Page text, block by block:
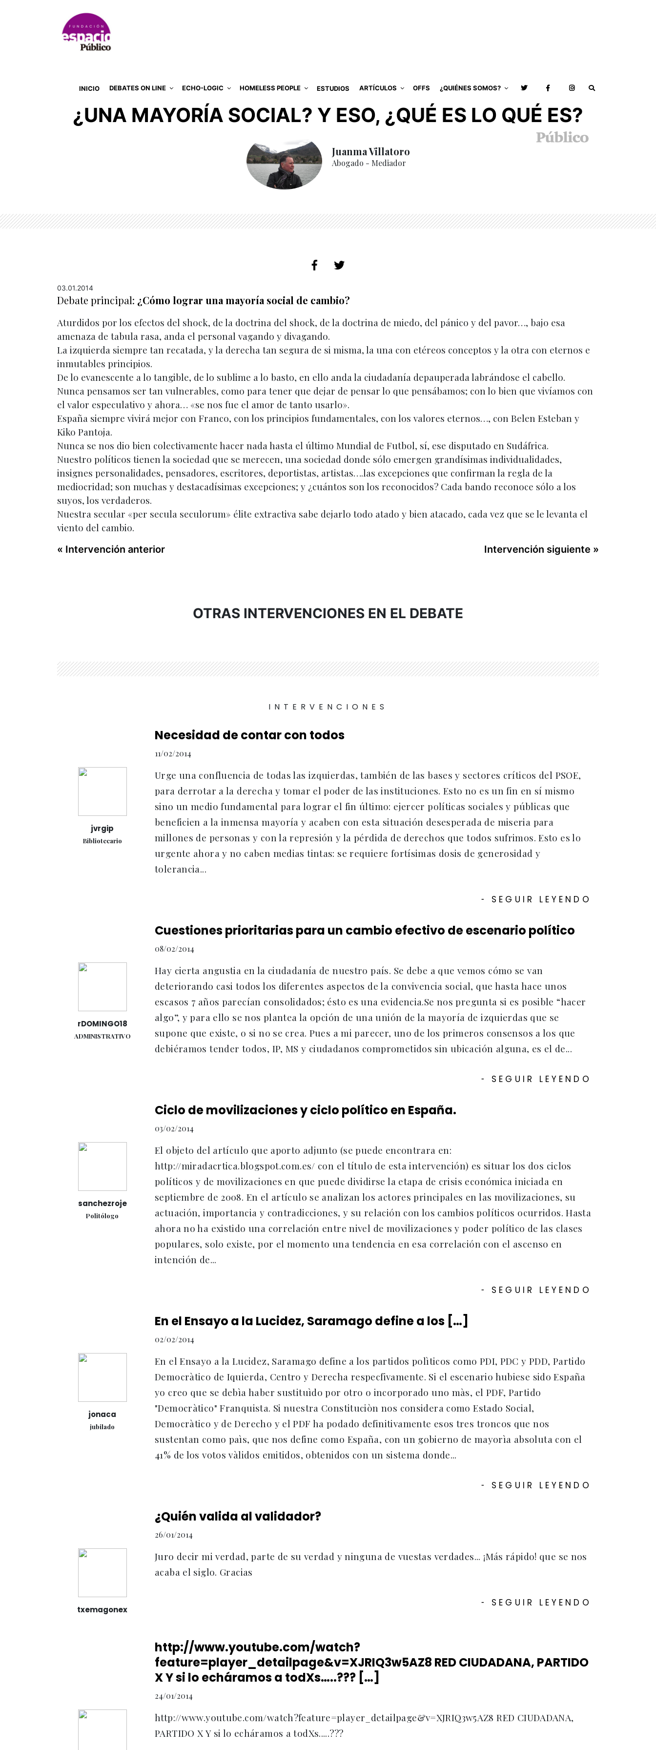
INICIO DEBATES ON LINE ECHO-LOGIC HOMELESS PEOPLE ESTUDIOS ARTÍCULOS OFFS ¿QUIÉNES SOMOS?
¿UNA MAYORÍA SOCIAL? Y ESO, ¿QUÉ ES LO QUÉ ES?
Juanma Villatoro
Abogado - Mediador
03.01.2014
Debate principal: ¿Cómo lograr una mayoría social de cambio?
Aturdidos por los efectos del shock, de la doctrina del shock, de la doctrina de miedo, del pánico y del pavor…, bajo esa
amenaza de tabula rasa, anda el personal vagando y divagando.
La izquierda siempre tan recatada, y la derecha tan segura de si misma, la una con etéreos conceptos y la otra con eternos e
inmutables principios.
De lo evanescente a lo tangible, de lo sublime a lo basto, en ello anda la ciudadanía depauperada labrándose el cabello.
Nunca pensamos ser tan vulnerables, como para tener que dejar de pensar lo que pensábamos; con lo bien que vivíamos con
el valor especulativo y ahora… «se nos fue el amor de tanto usarlo».
España siempre vivirá mejor con Franco, con los principios fundamentales, con los valores eternos…, con Belen Esteban y
Kiko Pantoja.
Nunca se nos dio bien colectivamente hacer nada hasta el último Mundial de Futbol, sí, ese disputado en Sudáfrica.
Nuestro políticos tienen la sociedad que se merecen, una sociedad donde sólo emergen grandísimas individualidades,
insignes personalidades, pensadores, escritores, deportistas, artistas….las excepciones que confirman la regla de la
mediocridad; son muchas y destacadísimas excepciones; y ¿cuántos son los reconocidos? Cada bando reconoce sólo a los
suyos, los verdaderos.
Nuestra secular «per secula seculorum» élite extractiva sabe dejarlo todo atado y bien atacado, cada vez que se le levanta el
viento del cambio.
« Intervención anterior Intervención siguiente »
OTRAS INTERVENCIONES EN EL DEBATE
INTERVENCIONES
Necesidad de contar con todos
11/02/2014
jvrgip
Bibliotecario
Urge una confluencia de todas las izquierdas, también de las bases y sectores críticos del PSOE,
para derrotar a la derecha y tomar el poder de las instituciones. Esto no es un fin en sí mismo
sino un medio fundamental para lograr el fin último: ejercer políticas sociales y públicas que
beneficien a la inmensa mayoría y acaben con esta situación desesperada de miseria para
millones de personas y con la represión y la pérdida de derechos que todos sufrimos. Esto es lo
urgente ahora y no caben medias tintas: se requiere fortísimas dosis de generosidad y
tolerancia...
- SEGUIR LEYENDO
Cuestiones prioritarias para un cambio efectivo de escenario político
08/02/2014
rDOMINGO18
ADMINISTRATIVO
Hay cierta angustia en la ciudadanía de nuestro país. Se debe a que vemos cómo se van
deteriorando casi todos los diferentes aspectos de la convivencia social, que hasta hace unos
escasos 7 años parecían consolidados; ésto es una evidencia.Se nos pregunta si es posible “hacer
algo”, y para ello se nos plantea la opción de una unión de la mayoría de izquierdas que se
supone que existe, o si no se crea. Pues a mi parecer, uno de los primeros consensos a los que
debiéramos tender todos, IP, MS y ciudadanos comprometidos sin ubicación alguna, es el de...
- SEGUIR LEYENDO
Ciclo de movilizaciones y ciclo político en España.
03/02/2014
sanchezroje
Politólogo
El objeto del artículo que aporto adjunto (se puede encontrara en:
http://miradacrtica.blogspot.com.es/ con el título de esta intervención) es situar los dos ciclos
políticos y de movilizaciones en que puede dividirse la etapa de crisis económica iniciada en
septiembre de 2008. En el artículo se analizan los actores principales en las movilizaciones, su
actuación, importancia y contradicciones, y su relación con los cambios políticos ocurridos. Hasta
ahora no ha existido una correlación entre nivel de movilizaciones y poder político de las clases
populares, solo existe, por el momento una tendencia en esa correlación con el ascenso en
intención de...
- SEGUIR LEYENDO
En el Ensayo a la Lucidez, Saramago define a los […]
02/02/2014
jonaca
jubilado
En el Ensayo a la Lucidez, Saramago define a los partidos polìticos como PDI, PDC y PDD, Partido
Democràtico de Iquierda, Centro y Derecha respecfivamente. Si el escenario hubiese sido España
yo creo que se debìa haber sustituìdo por otro o incorporado uno màs, el PDF, Partido
"Democràtico" Franquista. Si nuestra Constituciòn nos considera como Estado Social,
Democràtico y de Derecho y el PDF ha podado definitivamente esos tres troncos que nos
sustentan como paìs, que nos define como España, con un gobierno de mayorìa absoluta con el
41% de los votos vàlidos emitidos, obtenidos con un sistema donde...
- SEGUIR LEYENDO
¿Quién valida al validador?
26/01/2014
txemagonex
Juro decir mi verdad, parte de su verdad y ninguna de vuestas verdades... ¡Más rápido! que se nos
acaba el siglo. Gracias
- SEGUIR LEYENDO
http://www.youtube.com/watch?
feature=player_detailpage&v=XJRIQ3w5AZ8 RED CIUDADANA, PARTIDO
X Y si lo echáramos a todXs…..??? […]
24/01/2014
http://www.youtube.com/watch?feature=player_detailpage&v=XJRIQ3w5AZ8 RED CIUDADANA,
PARTIDO X Y si lo echáramos a todXs.....???